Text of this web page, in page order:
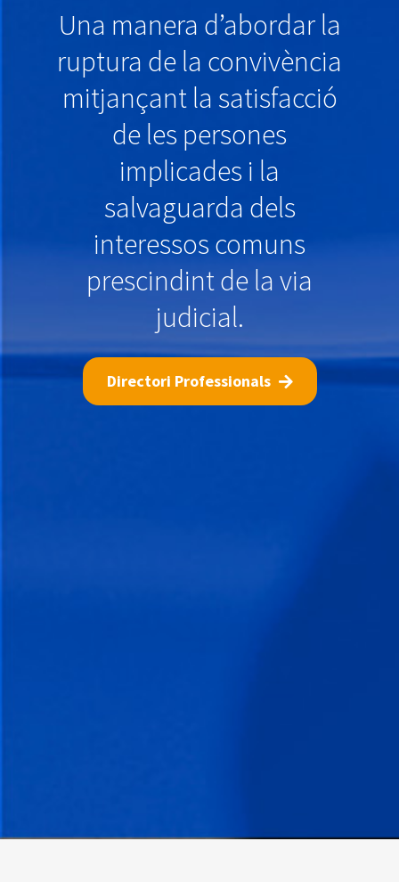
Una manera d’abordar la
ruptura de la convivència
mitjançant la satisfacció
de les persones
implicades i la
salvaguarda dels
interessos comuns
prescindint de la via
judicial.
Directori Professionals